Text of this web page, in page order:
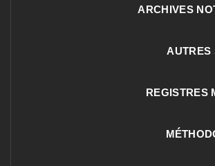
ARCHIVES
AUTRES
REGISTRES